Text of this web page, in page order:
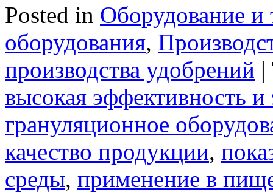
Posted in Оборудование и
оборудования,
производства удобрений |
высокая эффективность и
грануляционное
качество продукции,
среды, применение в